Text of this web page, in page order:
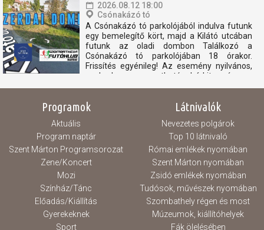
2026.08.12 18:00
Csónakázó tó
A Csónakázó tó parkolójából indulva futunk
egy bemelegítő kört, majd a Kilátó utcában
futunk az oladi dombon Találkozó a
Csónakázó tó parkolójában 18 órakor.
Frissítés egyénileg! Az esemény nyilvános,
szabadon megosztható, bárkit szívesen
Programok
Aktuális
Program naptár
Szent Márton Programsorozat
Zene/Koncert
Mozi
Színház/Tánc
Előadás/Kiállítás
Gyerekeknek
Sport
Látnivalók
Nevezetes polgárok
Top 10 látnivaló
Római emlékek nyomában
Szent Márton nyomában
Zsidó emlékek nyomában
Tudósok, művészek nyomában
Szombathely régen és most
Múzeumok, kiállítóhelyek
Fák ölelésében